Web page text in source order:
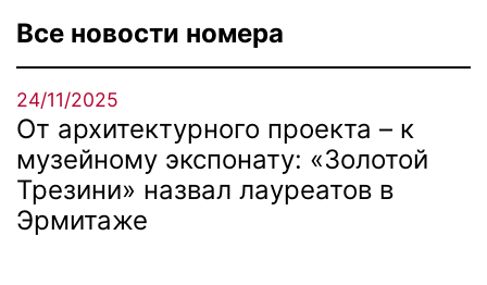
Все новости номера
24/11/2025
От архитектурного проекта – к
музейному экспонату: «Золотой
Трезини» назвал лауреатов в
Эрмитаже